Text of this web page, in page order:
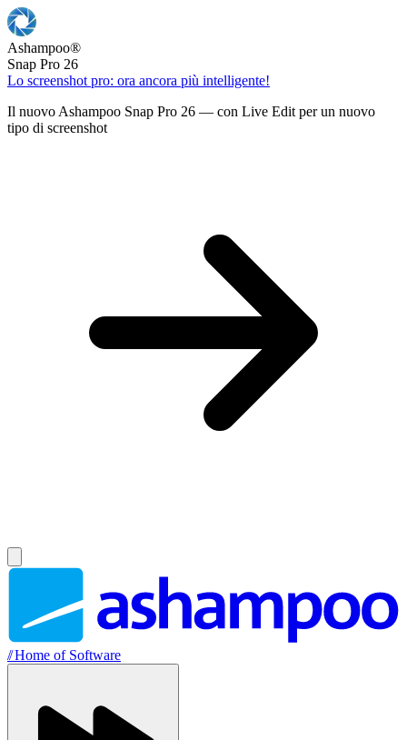
Ashampoo®
Snap Pro 26
Lo screenshot pro: ora ancora più intelligente!
Il nuovo Ashampoo Snap Pro 26 — con Live Edit per un nuovo
tipo di screenshot
//Home of Software